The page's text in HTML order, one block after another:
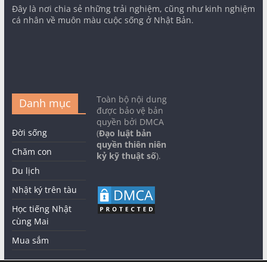
Đây là nơi chia sẻ những trải nghiệm, cũng như kinh nghiệm
cá nhân về muôn màu cuộc sống ở Nhật Bản.
Danh mục
Đời sống
Chăm con
Du lịch
Nhật ký trên tàu
Học tiếng Nhật
cùng Mai
Mua sắm
Toàn bộ nội dung
được bảo vệ bản
quyền bởi DMCA
(Đạo luật bản
quyền thiên niên
kỷ kỹ thuật số).